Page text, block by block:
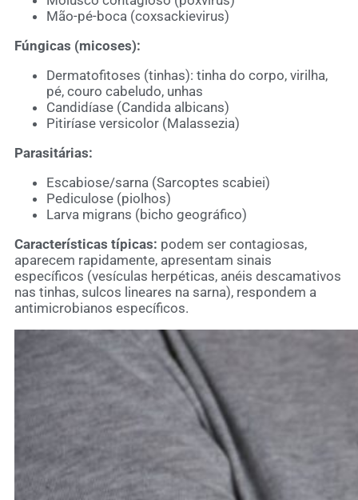
Mão-pé-boca (coxsackievirus)
Fúngicas (micoses):
Dermatofitoses (tinhas): tinha do corpo, virilha,
pé, couro cabeludo, unhas
Candidíase (Candida albicans)
Pitiríase versicolor (Malassezia)
Parasitárias:
Escabiose/sarna (Sarcoptes scabiei)
Pediculose (piolhos)
Larva migrans (bicho geográfico)
Características típicas: podem ser contagiosas,
aparecem rapidamente, apresentam sinais
específicos (vesículas herpéticas, anéis descamativos
nas tinhas, sulcos lineares na sarna), respondem a
antimicrobianos específicos.